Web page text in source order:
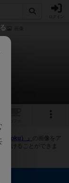
）」 の画像をア
付けることができま
。